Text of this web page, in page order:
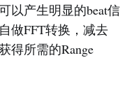
以产生明显的beat信
做FFT转换，减去
得所需的Range